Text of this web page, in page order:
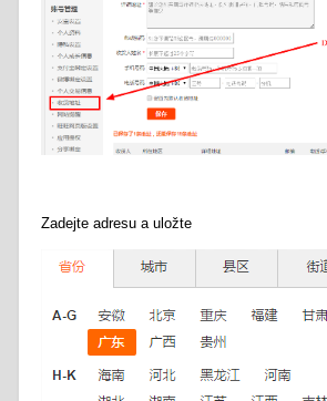
Zadejte adresu a uložte